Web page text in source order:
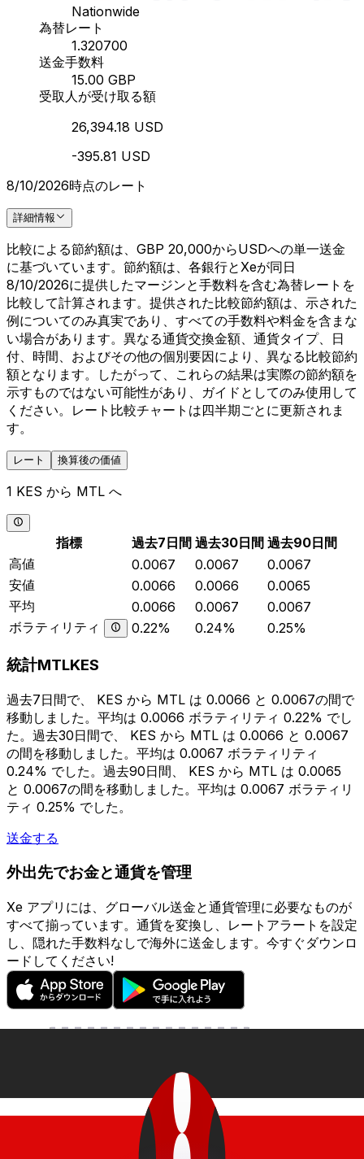
Nationwide
為替レート
1.320700
送金手数料
15.00 GBP
受取人が受け取る額
26,394.18 USD
-395.81 USD
8/10/2026時点のレート
詳細情報
比較による節約額は、GBP 20,000からUSDへの単一送金
に基づいています。節約額は、各銀行とXeが同日
8/10/2026に提供したマージンと手数料を含む為替レートを
比較して計算されます。提供された比較節約額は、示された
例についてのみ真実であり、すべての手数料や料金を含まな
い場合があります。異なる通貨交換金額、通貨タイプ、日
付、時間、およびその他の個別要因により、異なる比較節約
額となります。したがって、これらの結果は実際の節約額を
示すものではない可能性があり、ガイドとしてのみ使用して
ください。レート比較チャートは四半期ごとに更新されま
す。
レート 換算後の価値
1 KES から MTL へ
指標 過去7日間 過去30日間 過去90日間
高値
0.0067 0.0067
0.0067
安値
0.0066 0.0066
0.0065
平均
0.0066 0.0067
0.0067
ボラティリティ
0.22% 0.24% 0.25%
統計MTLKES
過去7日間で、 KES から MTL は 0.0066 と 0.0067の間で
移動しました。平均は 0.0066 ボラティリティ 0.22% でし
た。過去30日間で、 KES から MTL は 0.0066 と 0.0067
の間を移動しました。平均は 0.0067 ボラティリティ
0.24% でした。過去90日間、 KES から MTL は 0.0065
と 0.0067の間を移動しました。平均は 0.0067 ボラティリ
ティ 0.25% でした。
送金する
外出先でお金と通貨を管理
Xe アプリには、グローバル送金と通貨管理に必要なものが
すべて揃っています。通貨を変換し、レートアラートを設定
し、隠れた手数料なしで海外に送金します。今すぐダウンロ
ードしてください!